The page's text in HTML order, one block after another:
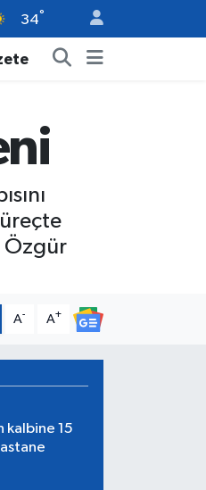
34°
Özgür
A- A+
kalbine 15